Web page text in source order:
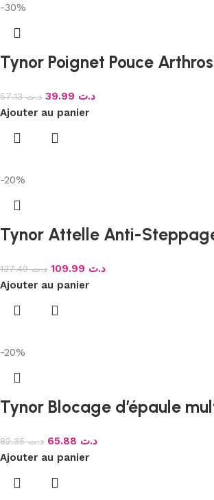
-30%
Tynor Poignet Pouce
د.ت57.13 د.ت
Ajouter au panier
-20%
Tynor Attelle Anti-
د.ت137.49 د.ت
Ajouter au panier
-20%
Tynor Blocage d’épaule
د.ت82.35 د.ت
Ajouter au panier